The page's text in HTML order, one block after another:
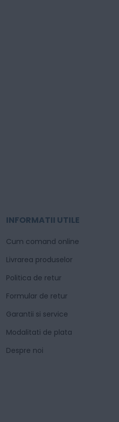
INFORMATII UTILE
Cum comand online
Livrarea produselor
Politica de retur
Formular de retur
Garantii si service
Modalitati de plata
Despre noi